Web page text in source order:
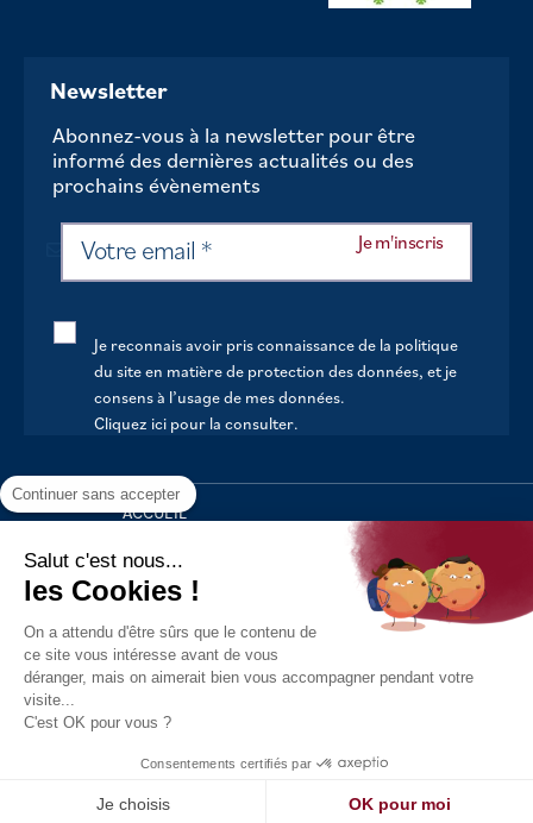
Newsletter
Abonnez-vous à la newsletter pour être
informé des dernières actualités ou des
prochains évènements
Je reconnais avoir pris connaissance de la politique
du site en matière de protection des données, et je
consens à l’usage de mes données.
Cliquez ici pour la consulter.
ACCUEIL
VOTRE MAIRIE
VOTRE QUOTIDIEN
AU FIL DE LA VIE
LOISIRS
S’INFORMER
Politique de confidentialité Mentions légales
Continuer sans accepter
Salut c'est nous...
les Cookies !
On a attendu d'être sûrs que le contenu de
ce site vous intéresse avant de vous
déranger, mais on aimerait bien vous accompagner pendant votre
visite...
C'est OK pour vous ?
Consentements certifiés par
Je choisis OK pour moi